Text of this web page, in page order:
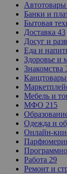
Автотовары
Банки и
Бытовая
Доставка 43
Досуг и
Еда и
Здоровье и
Знакомства
Мебель и
МФО 215
Одежда и
Онлайн-
Работа 29
Ремонт и